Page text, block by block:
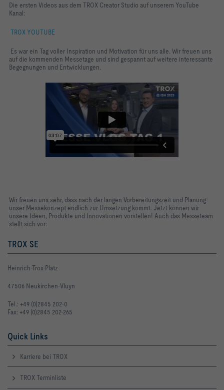
Die ersten Videos aus dem TROX Creator Studio auf unserem YouTube
Kanal:
TROX YOUTUBE
Es war ein Tag voller Inspiration und Motivation für uns alle. Wir freuen uns
auf die kommenden Messetage und sind gespannt auf weitere interessante
Begegnungen und Entwicklungen.
Wir freuen uns sehr, dass nach der langen Vorbereitungszeit und Planung
unser Messekonzept endlich zur Umsetzung kommt. Jetzt können wir
unsere Ideen, Produkte und Innovationen vorstellen! Auch das Messeteam
stellt sich vor:
TROX SE
Heinrich-Trox-Platz
47506 Neukirchen-Vluyn
Tel.: +49 (0)2845 202-0
Fax: +49 (0)2845 202-265
Quick Links
Karriere bei TROX
TROX Terminliste